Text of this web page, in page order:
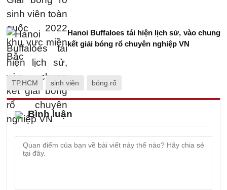
Hanoi Buffaloes tái hiện lịch sử, vào chung
kết giải bóng rổ chuyên nghiệp VN
TP.HCM sinh viên bóng rổ
Bình luận